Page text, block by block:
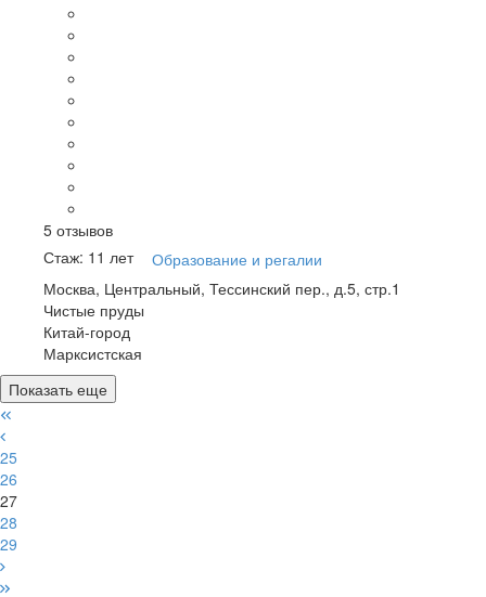
5 отзывов
Стаж: 11 лет
Образование и регалии
Москва, Центральный, Тессинский пер., д.5, стр.1
Чистые пруды
Китай-город
Марксистская
Показать еще
25
26
27
28
29